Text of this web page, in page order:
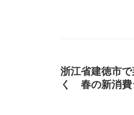
浙江省建徳市
く 春の新消費